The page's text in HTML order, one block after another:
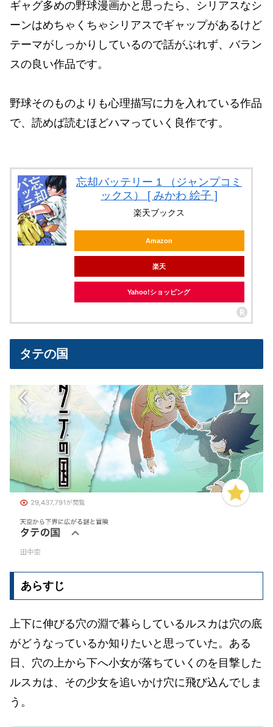
ギャグ多めの野球漫画かと思ったら、シリアスなシ
ーンはめちゃくちゃシリアスでギャップがあるけど
テーマがしっかりしているので話がぶれず、バラン
スの良い作品です。
野球そのものよりも心理描写に力を入れている作品
で、読めば読むほどハマっていく良作です。
忘却バッテリー 1 （ジャンプコミ
ックス） [ みかわ 絵子 ]
楽天ブックス
Amazon
楽天
Yahoo!ショッピング
タテの国
あらすじ
上下に伸びる穴の淵で暮らしているルスカは穴の底
がどうなっているか知りたいと思っていた。ある
日、穴の上から下へ小女が落ちていくのを目撃した
ルスカは、その少女を追いかけ穴に飛び込んでしま
う。